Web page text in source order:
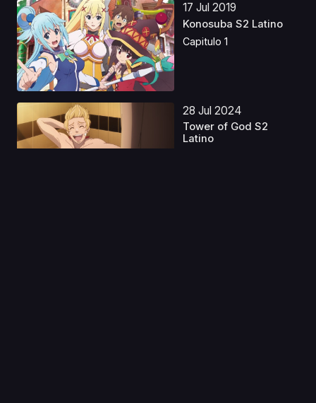
17 Jul 2019
Konosuba S2 Latino
Capitulo 1
28 Jul 2024
Tower of God S2
Latino